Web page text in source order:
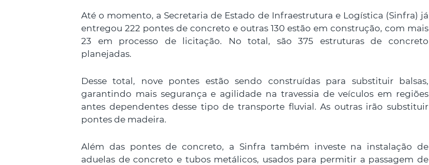
Até o momento, a Secretaria de Estado de Infraestrutura e Logística (Sinfra) já
entregou 222 pontes de concreto e outras 130 estão em construção, com mais
23 em processo de licitação. No total, são 375 estruturas de concreto
planejadas.
Desse total, nove pontes estão sendo construídas para substituir balsas,
garantindo mais segurança e agilidade na travessia de veículos em regiões
antes dependentes desse tipo de transporte fluvial. As outras irão substituir
pontes de madeira.
Além das pontes de concreto, a Sinfra também investe na instalação de
aduelas de concreto e tubos metálicos, usados para permitir a passagem de